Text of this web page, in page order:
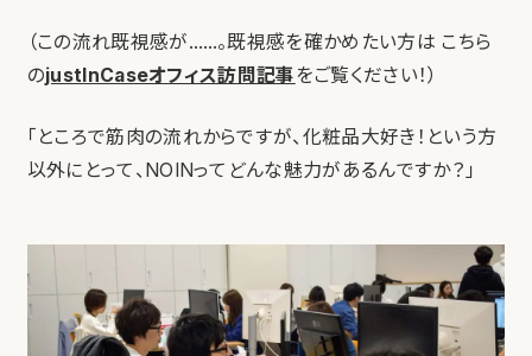
（この流れ既視感が……。既視感を確かめたい方は こちら
のjustInCaseオフィス訪問記事 をご覧ください！）
「ところで筋肉の流れからですが、化粧品大好き！という方
以外にとって、NOINってどんな魅力があるんですか？」